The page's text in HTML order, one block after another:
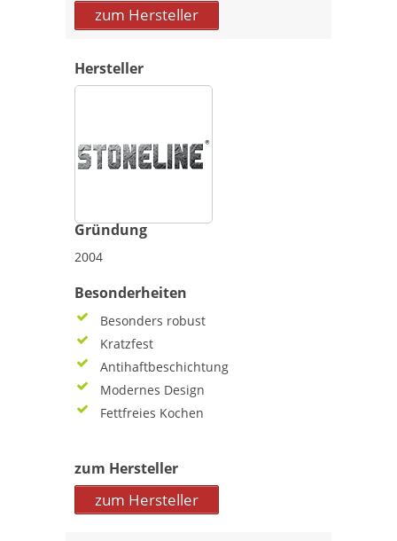
zum Hersteller
Hersteller
Gründung
2004
Besonderheiten
Besonders robust
Kratzfest
Antihaftbeschichtung
Modernes Design
Fettfreies Kochen
zum Hersteller
zum Hersteller